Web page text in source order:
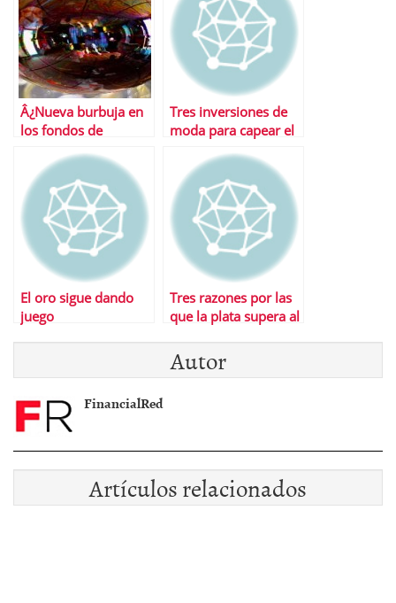
Â¿Nueva burbuja en
los fondos de
Tres inversiones de
moda para capear el
El oro sigue dando
juego
Tres razones por las
que la plata supera al
Autor
FinancialRed
Artículos relacionados